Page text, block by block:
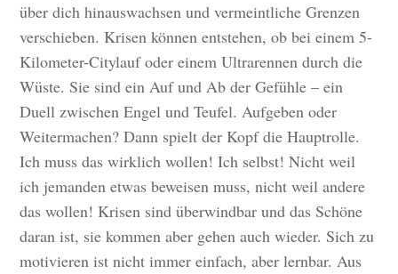
über dich hinauswachsen und vermeintliche Grenzen
verschieben. Krisen können entstehen, ob bei einem 5-
Kilometer-Citylauf oder einem Ultrarennen durch die
Wüste. Sie sind ein Auf und Ab der Gefühle – ein
Duell zwischen Engel und Teufel. Aufgeben oder
Weitermachen? Dann spielt der Kopf die Hauptrolle.
Ich muss das wirklich wollen! Ich selbst! Nicht weil
ich jemanden etwas beweisen muss, nicht weil andere
das wollen! Krisen sind überwindbar und das Schöne
daran ist, sie kommen aber gehen auch wieder. Sich zu
motivieren ist nicht immer einfach, aber lernbar. Aus